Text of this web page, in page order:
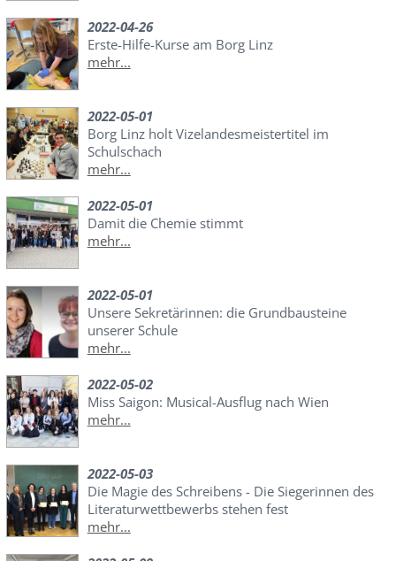
2022-04-26
Erste-Hilfe-Kurse am Borg Linz
mehr...
2022-05-01
Borg Linz holt Vizelandesmeistertitel im
Schulschach
mehr...
2022-05-01
Damit die Chemie stimmt
mehr...
2022-05-01
Unsere Sekretärinnen: die Grundbausteine
unserer Schule
mehr...
2022-05-02
Miss Saigon: Musical-Ausflug nach Wien
mehr...
2022-05-03
Die Magie des Schreibens - Die Siegerinnen des
Literaturwettbewerbs stehen fest
mehr...